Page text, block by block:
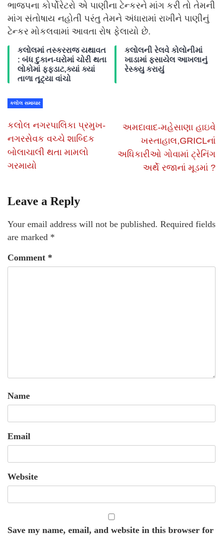
ભાજપના કોર્પોરેટરો એ પાણીના ટેન્કરને માંગ કરી તો તેમની
માંગ સંતોષાય નહોતી પરંતુ તેમને અંધારામાં રાખીને પાણીનું
ટેન્કર મોકલવામાં આવતા રોષ ફેલાયો છે.
કલોલમાં તસ્કરરાજ યથાવત
: બંધ દુકાન-ઘરોમાં ચોરી થતા
લોકોમાં ફફડાટ,ક્યાં ક્યાં
તાળા તૂટ્યા વાંચો
કલોલની રેલવે કોલોનીમાં
ખાડામાં ફસાયેલ આખલાનું
રેસ્ક્યુ કરાયું
કલોલ સમાચાર
કલોલ નગરપાલિકા પ્રમુખ-
નગરસેવક વચ્ચે શાબ્દિક
બોલાચાલી થતા મામલો
ગરમાયો
અમદાવાદ-મહેસાણા હાઇવે
ખસ્તાહાલ,GRICLનાં
અધિકારીઓ ગોવામાં ટ્રેનિંગ
અર્થે રજાનાં મૂડમાં ?
Leave a Reply
Your email address will not be published. Required fields
are marked *
Comment *
Name
Email
Website
Save my name, email, and website in this browser for